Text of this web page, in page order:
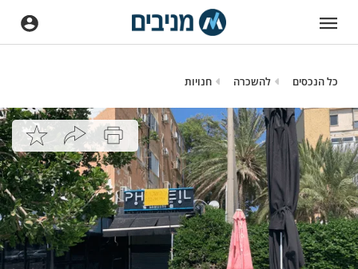
כל הנכסים להשכרה חנויות